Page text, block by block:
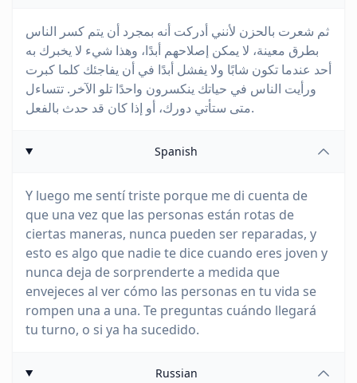
ثم شعرت بالحزن لأنني أدركت أنه بمجرد أن يتم كسر الناس
بطرق معينة، لا يمكن إصلاحهم أبدًا، وهذا شيء لا يخبرك به
أحد عندما تكون شابًا ولا يفشل أبدًا في أن يفاجئك كلما كبرت
ورأيت الناس في حياتك ينكسرون واحدًا تلو الآخر. تتساءل
متى ستأتي دورك، أو إذا كان قد حدث بالفعل.
Spanish
Y luego me sentí triste porque me di cuenta de
que una vez que las personas están rotas de
ciertas maneras, nunca pueden ser reparadas, y
esto es algo que nadie te dice cuando eres joven y
nunca deja de sorprenderte a medida que
envejeces al ver cómo las personas en tu vida se
rompen una a una. Te preguntas cuándo llegará
tu turno, o si ya ha sucedido.
Russian